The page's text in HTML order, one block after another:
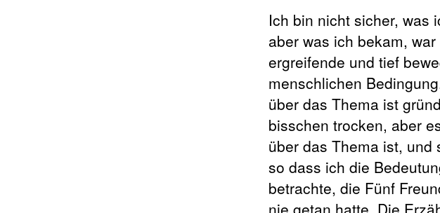
Ich bin nicht sicher, was
aber was ich bekam,
ergreifende und tief
menschlichen
über das Thema ist
bisschen trocken, aber
über das Thema ist, und
so dass ich die
betrachte, die Fünf
nie getan hatte. Die